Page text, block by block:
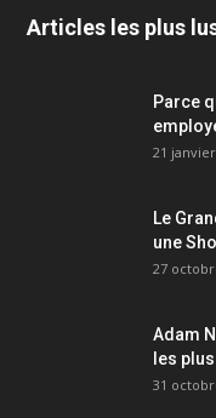
Articles les plus
Parce
21
Le
une
27
Adam
les
31